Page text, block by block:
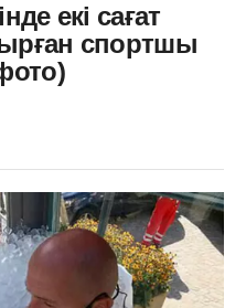
екі сағат
спортшы